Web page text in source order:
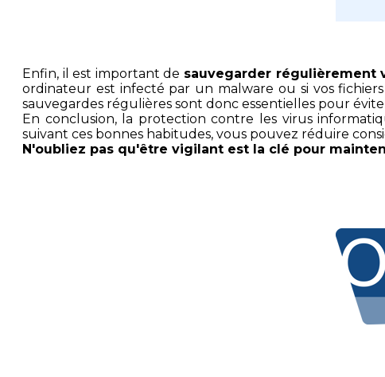
Enfin, il est important de sauvegarder régulièrement
ordinateur est infecté par un malware ou si vos
sauvegardes régulières sont donc essentielles pour
En conclusion, la protection contre les virus
suivant ces bonnes habitudes, vous pouvez réduire
N'oubliez pas qu'être vigilant est la clé pour